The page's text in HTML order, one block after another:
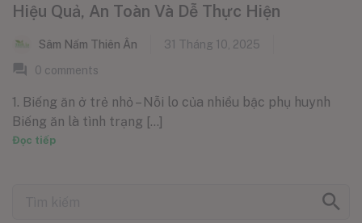
Hiệu Quả, An Toàn Và Dễ Thực Hiện
Sâm Nấm Thiên Ân
31 Tháng 10, 2025
0 comments
1. Biếng ăn ở trẻ nhỏ – Nỗi lo của nhiều bậc phụ huynh
Biếng ăn là tình trạng [...]
Đọc tiếp